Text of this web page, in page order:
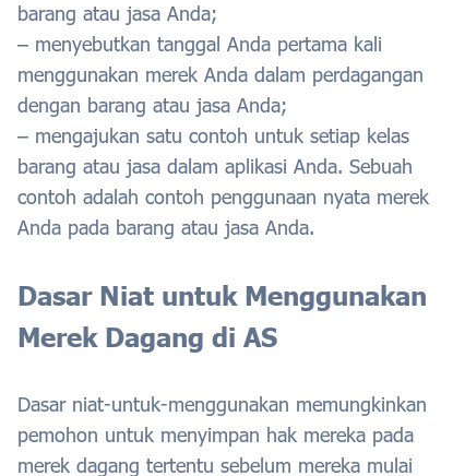
barang atau jasa Anda;
– menyebutkan tanggal Anda pertama kali
menggunakan merek Anda dalam perdagangan
dengan barang atau jasa Anda;
– mengajukan satu contoh untuk setiap kelas
barang atau jasa dalam aplikasi Anda. Sebuah
contoh adalah contoh penggunaan nyata merek
Anda pada barang atau jasa Anda.
Dasar Niat untuk Menggunakan
Merek Dagang di AS
Dasar niat-untuk-menggunakan memungkinkan
pemohon untuk menyimpan hak mereka pada
merek dagang tertentu sebelum mereka mulai